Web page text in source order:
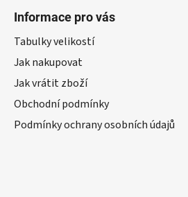
Informace pro vás
Tabulky velikostí
Jak nakupovat
Jak vrátit zboží
Obchodní podmínky
Podmínky ochrany osobních údajů